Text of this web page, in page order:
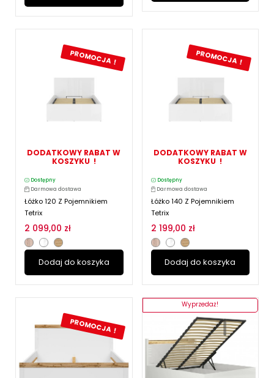
PROMOCJA !
DODATKOWY RABAT W
KOSZYKU !
Dostępny
Darmowa dostawa
Łóżko 120 Z Pojemnikiem
Tetrix
2 099,00 zł
Dodaj do koszyka
PROMOCJA !
DODATKOWY RABAT W
KOSZYKU !
Dostępny
Darmowa dostawa
Łóżko 140 Z Pojemnikiem
Tetrix
2 199,00 zł
Dodaj do koszyka
PROMOCJA !
Wyprzedaż!